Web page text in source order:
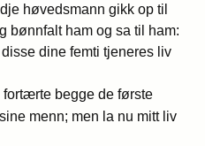
høvedsmann gikk op til
bønnfalt ham og sa til ham:
dine femti tjeneres liv
fortærte begge de første
menn; men la nu mitt liv